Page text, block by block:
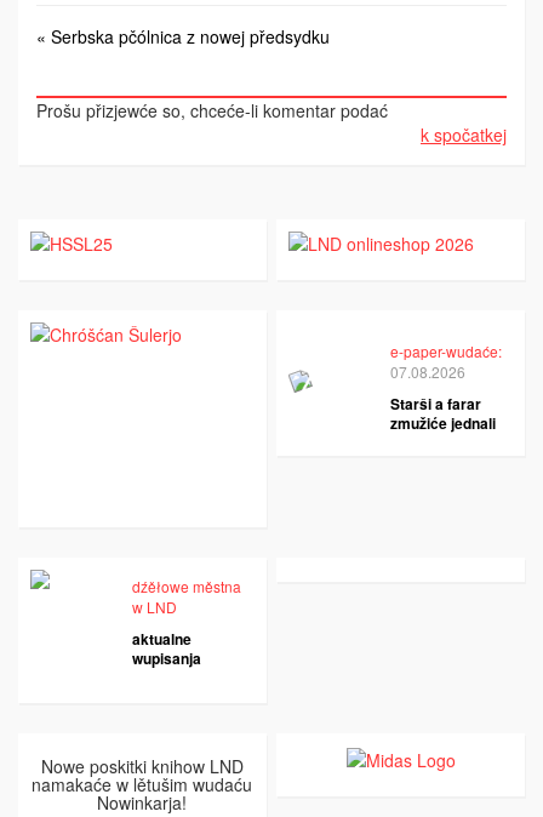
« Serbska pčólnica z nowej předsydku
Prošu přizjewće so, chceće-li komentar podać
k spočatkej
e-paper-wudaće:
07.08.2026
Starši a farar
zmužiće jednali
dźěłowe městna
w LND
aktualne
wupisanja
Nowe poskitki knihow LND
namakaće w lětušim wudaću
Nowinkarja!